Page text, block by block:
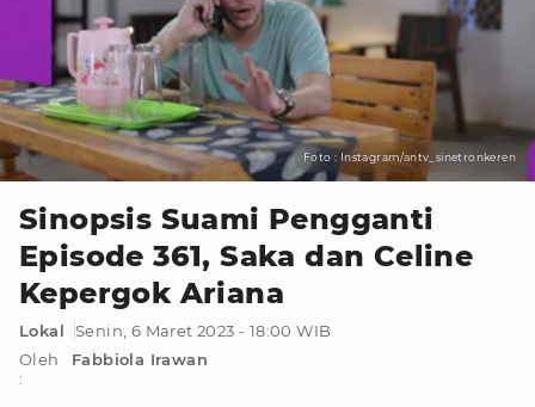
Foto : Instagram/antv_sinetronkeren
Sinopsis Suami Pengganti
Episode 361, Saka dan Celine
Kepergok Ariana
Lokal
Senin, 6 Maret 2023 - 18:00 WIB
Oleh
:
Fabbiola Irawan